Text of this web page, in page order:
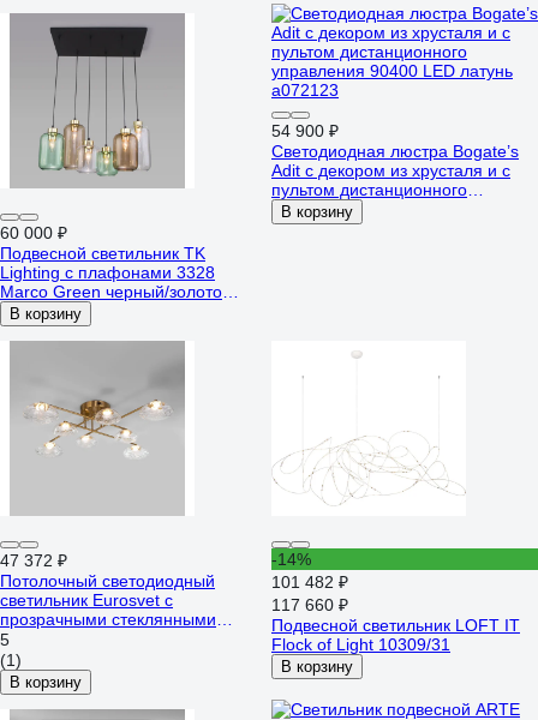
60 000 ₽
Подвесной светильник TK
Lighting с плафонами 3328
Marco Green черный/золото
a055963
В корзину
54 900 ₽
Светодиодная люстра Bogate’s
Adit с декором из хрусталя и с
пультом дистанционного
управления 90400 LED латунь
a072123
В корзину
47 372 ₽
Потолочный светодиодный
светильник Eurosvet с
прозрачными стеклянными
плафонами 50389 LED латунь
a069026
5
(1)
В корзину
-14%
101 482 ₽
117 660 ₽
Подвесной светильник LOFT IT
Flock of Light 10309/31
В корзину